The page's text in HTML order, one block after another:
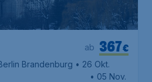
€
367
ab
Brandenburg • 26 Okt.
• 05 Nov.